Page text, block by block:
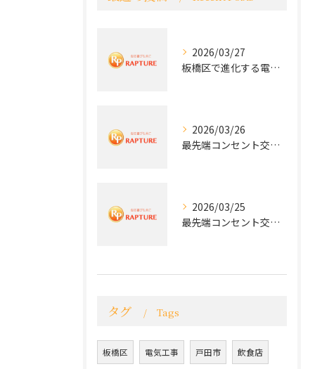
2026/03/27
板橋区で進化する電気工事と最新コンセント交換技術
2026/03/26
最先端コンセント交換で快適な生活を実現する電気工事の技術
2026/03/25
最先端コンセント交換で実現する安全と快適な住環境
タグ Tags
板橋区 電気工事 戸田市 飲食店